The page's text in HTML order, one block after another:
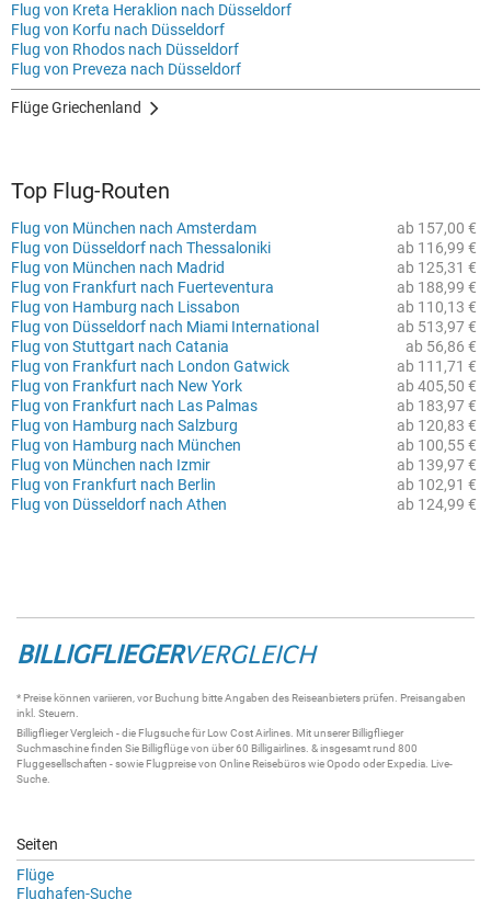
Flug von Kreta Heraklion nach Düsseldorf
Flug von Korfu nach Düsseldorf
Flug von Rhodos nach Düsseldorf
Flug von Preveza nach Düsseldorf
Flüge Griechenland
Top Flug-Routen
ab 157,00 €
Flug von München nach Amsterdam
ab 116,99 €
Flug von Düsseldorf nach Thessaloniki
ab 125,31 €
Flug von München nach Madrid
ab 188,99 €
Flug von Frankfurt nach Fuerteventura
ab 110,13 €
Flug von Hamburg nach Lissabon
ab 513,97 €
Flug von Düsseldorf nach Miami International
ab 56,86 €
Flug von Stuttgart nach Catania
ab 111,71 €
Flug von Frankfurt nach London Gatwick
ab 405,50 €
Flug von Frankfurt nach New York
ab 183,97 €
Flug von Frankfurt nach Las Palmas
ab 120,83 €
Flug von Hamburg nach Salzburg
ab 100,55 €
Flug von Hamburg nach München
ab 139,97 €
Flug von München nach Izmir
ab 102,91 €
Flug von Frankfurt nach Berlin
ab 124,99 €
Flug von Düsseldorf nach Athen
BILLIGFLIEGERVERGLEICH
* Preise können variieren, vor Buchung bitte Angaben des Reiseanbieters prüfen. Preisangaben
inkl. Steuern.
BilligfliegerVergleich - die Flugsuchefür Low Cost Airlines. Mit unsererBilligflieger
Suchmaschinefinden Sie Billigflügevon über 60 Billigairlines . & insgesamt rund 800
Fluggesellschaften - sowie Flugpreise von Online Reisebüros wie Opodo oder Expedia. Live-
Suche
Seiten
Flüge
Flughafen-Suche